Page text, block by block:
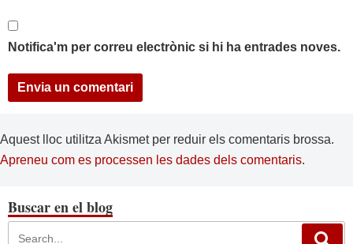
Notifica'm per correu electrònic si hi ha entrades noves.
Aquest lloc utilitza Akismet per reduir els comentaris brossa.
Apreneu com es processen les dades dels comentaris.
Buscar en el blog